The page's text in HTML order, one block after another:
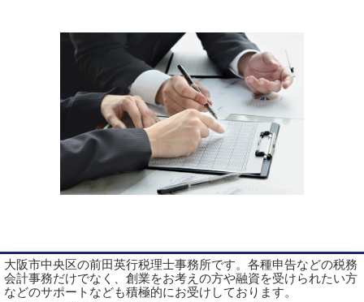
大阪市中央区の前田英行税理士事務所です。各種申告などの税務
会計事務だけでなく、創業をお考えの方や融資を受けられたい方
などのサポートなども積極的にお受けしております。